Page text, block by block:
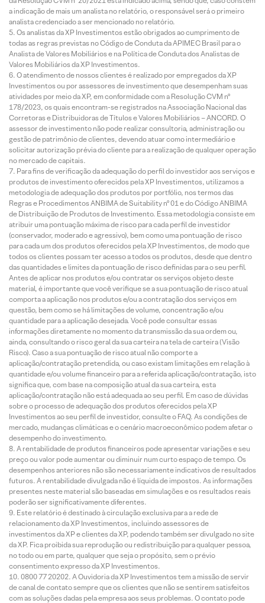
a indicação de mais um analista no relatório, o responsável será o primeiro
analista credenciado a ser mencionado no relatório.
Os analistas da XP Investimentos estão obrigados ao cumprimento de
todas as regras previstas no Código de Conduta da APIMEC Brasil para o
Analista de Valores Mobiliários e na Política de Conduta dos Analistas de
Valores Mobiliários da XP Investimentos.
O atendimento de nossos clientes é realizado por empregados da XP
Investimentos ou por assessores de investimento que desempenham suas
atividades por meio da XP, em conformidade com a Resolução CVM nº
178/2023, os quais encontram-se registrados na Associação Nacional das
Corretoras e Distribuidoras de Títulos e Valores Mobiliários – ANCORD. O
assessor de investimento não pode realizar consultoria, administração ou
gestão de patrimônio de clientes, devendo atuar como intermediário e
solicitar autorização prévia do cliente para a realização de qualquer operação
no mercado de capitais.
Para fins de verificação da adequação do perfil do investidor aos serviços e
produtos de investimento oferecidos pela XP Investimentos, utilizamos a
metodologia de adequação dos produtos por portfólio, nos termos das
Regras e Procedimentos ANBIMA de Suitability nº 01 e do Código ANBIMA
de Distribuição de Produtos de Investimento. Essa metodologia consiste em
atribuir uma pontuação máxima de risco para cada perfil de investidor
(conservador, moderado e agressivo), bem como uma pontuação de risco
para cada um dos produtos oferecidos pela XP Investimentos, de modo que
todos os clientes possam ter acesso a todos os produtos, desde que dentro
das quantidades e limites da pontuação de risco definidas para o seu perfil.
Antes de aplicar nos produtos e/ou contratar os serviços objeto deste
material, é importante que você verifique se a sua pontuação de risco atual
comporta a aplicação nos produtos e/ou a contratação dos serviços em
questão, bem como se há limitações de volume, concentração e/ou
quantidade para a aplicação desejada. Você pode consultar essas
informações diretamente no momento da transmissão da sua ordem ou,
ainda, consultando o risco geral da sua carteira na tela de carteira (Visão
Risco). Caso a sua pontuação de risco atual não comporte a
aplicação/contratação pretendida, ou caso existam limitações em relação à
quantidade e/ou volume financeiro para a referida aplicação/contratação, isto
significa que, com base na composição atual da sua carteira, esta
aplicação/contratação não está adequada ao seu perfil. Em caso de dúvidas
sobre o processo de adequação dos produtos oferecidos pela XP
Investimentos ao seu perfil de investidor, consulte o FAQ. As condições de
mercado, mudanças climáticas e o cenário macroeconômico podem afetar o
desempenho do investimento.
A rentabilidade de produtos financeiros pode apresentar variações e seu
preço ou valor pode aumentar ou diminuir num curto espaço de tempo. Os
desempenhos anteriores não são necessariamente indicativos de resultados
futuros. A rentabilidade divulgada não é líquida de impostos. As informações
presentes neste material são baseadas em simulações e os resultados reais
poderão ser significativamente diferentes.
Este relatório é destinado à circulação exclusiva para a rede de
relacionamento da XP Investimentos, incluindo assessores de
investimentos da XP e clientes da XP, podendo também ser divulgado no site
da XP. Fica proibida sua reprodução ou redistribuição para qualquer pessoa,
no todo ou em parte, qualquer que seja o propósito, sem o prévio
consentimento expresso da XP Investimentos.
0800 77 20202. A Ouvidoria da XP Investimentos tem a missão de servir
de canal de contato sempre que os clientes que não se sentirem satisfeitos
com as soluções dadas pela empresa aos seus problemas. O contato pode